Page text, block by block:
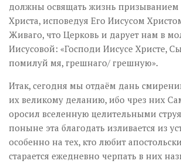
должны освящать жизнь призыванием
Христа, исповедуя Его Иисусом
Живаго, что Церковь и дарует нам в
Иисусовой: «Господи Иисусе Христе,
помилуй мя, грешнаго/ грешную».
Итак, сегодня мы отдаём дань
их великому деланию, ибо чрез них
оросил вселенную целительными
поныне эта благодать изливается из
особенно на тех, кто любит
старается ежедневно черпать в них